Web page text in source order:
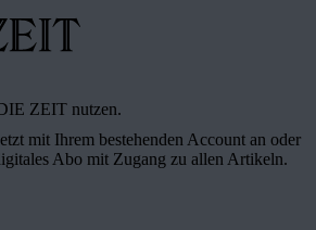
ZEIT nutzen.
mit Ihrem bestehenden Account an oder
Abo mit Zugang zu allen Artikeln.